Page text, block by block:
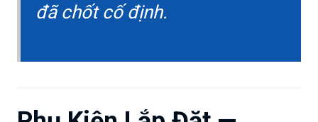
đã chốt cố định.